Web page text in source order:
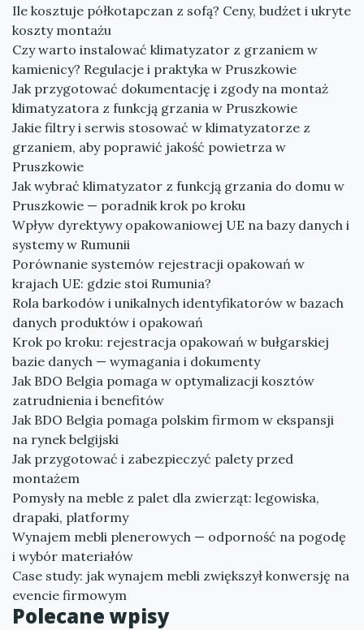
Ile kosztuje półkotapczan z sofą? Ceny, budżet i ukryte
koszty montażu
Czy warto instalować klimatyzator z grzaniem w
kamienicy? Regulacje i praktyka w Pruszkowie
Jak przygotować dokumentację i zgody na montaż
klimatyzatora z funkcją grzania w Pruszkowie
Jakie filtry i serwis stosować w klimatyzatorze z
grzaniem, aby poprawić jakość powietrza w
Pruszkowie
Jak wybrać klimatyzator z funkcją grzania do domu w
Pruszkowie — poradnik krok po kroku
Wpływ dyrektywy opakowaniowej UE na bazy danych i
systemy w Rumunii
Porównanie systemów rejestracji opakowań w
krajach UE: gdzie stoi Rumunia?
Rola barkodów i unikalnych identyfikatorów w bazach
danych produktów i opakowań
Krok po kroku: rejestracja opakowań w bułgarskiej
bazie danych — wymagania i dokumenty
Jak BDO Belgia pomaga w optymalizacji kosztów
zatrudnienia i benefitów
Jak BDO Belgia pomaga polskim firmom w ekspansji
na rynek belgijski
Jak przygotować i zabezpieczyć palety przed
montażem
Pomysły na meble z palet dla zwierząt: legowiska,
drapaki, platformy
Wynajem mebli plenerowych — odporność na pogodę
i wybór materiałów
Case study: jak wynajem mebli zwiększył konwersję na
evencie firmowym
Polecane wpisy